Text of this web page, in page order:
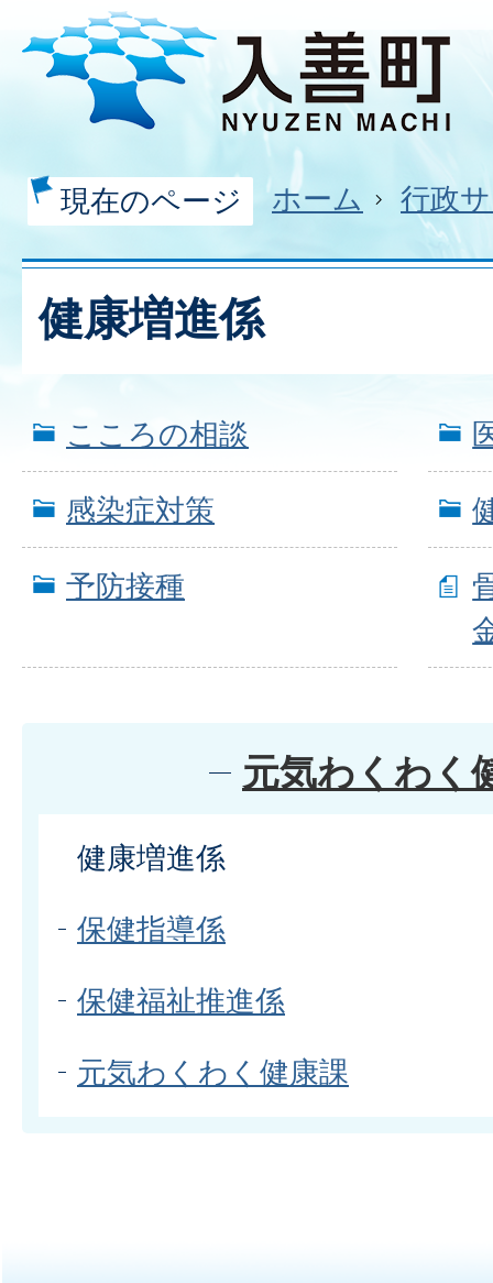
現在のページ ホーム 行政
健康増進係
こころの相談
感染症対策
予防接種
元気わくわく
健康増進係
保健指導係
保健福祉推進係
元気わくわく健康課